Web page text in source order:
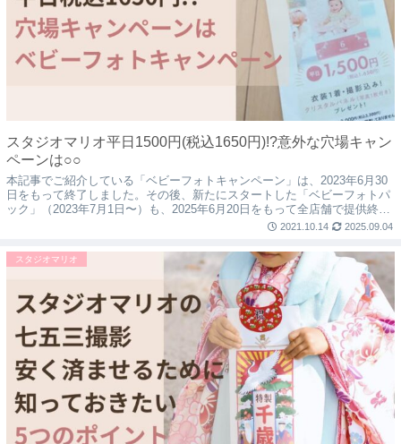
スタジオマリオ平日1500円(税込1650円)!?意外な穴場キャン
ペーンは○○
本記事でご紹介している「ベビーフォトキャンペーン」は、2023年6月30
日をもって終了しました。その後、新たにスタートした「ベビーフォトパ
ック」（2023年7月1日〜）も、2025年6月20日をもって全店舗で提供終了
2021.10.14 2025.09.04
スタジオマリオ